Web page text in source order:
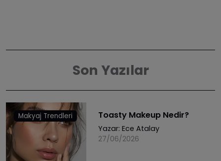
Son Yazılar
Makyaj Trendleri Toasty Makeup Nedir?
Yazar: Ece Atalay
27/06/2026